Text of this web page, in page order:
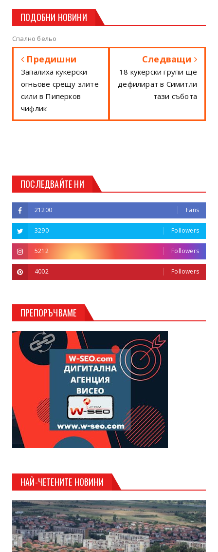
ПОДОБНИ НОВИНИ
Спално бельо
Предишни
Запалиха кукерски
огньове срещу злите
сили в Пиперков
чифлик
Следващи
18 кукерски групи ще
дефилират в Симитли
тази събота
ПОСЛЕДВАЙТЕ НИ
21200 Fans
3290 Followers
5212 Followers
4002 Followers
ПРЕПОРЪЧВАМЕ
НАЙ-ЧЕТЕНИТЕ НОВИНИ